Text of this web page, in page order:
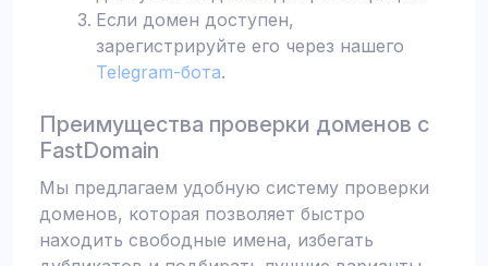
Если домен доступен,
зарегистрируйте его через нашего
Telegram-бота.
Преимущества проверки доменов с
FastDomain
Мы предлагаем удобную систему проверки
доменов, которая позволяет быстро
находить свободные имена, избегать